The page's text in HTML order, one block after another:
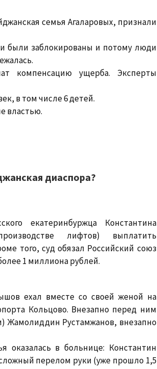
семья Агаларовых, признали
были заблокированы и потому люди
компенсацию ущерба. Эксперты
в том числе 6 детей.
властью.
диаспора?
екатеринбуржца Константина
лифтов) выплатить
того, суд обязал Российский союз
1 миллиона рублей.
ехал вместе со своей женой на
Кольцово. Внезапно перед ним
Жамолиддин Рустамжанов, внезапно
оказалась в больнице: Константин
перелом руки (уже прошло 1,5